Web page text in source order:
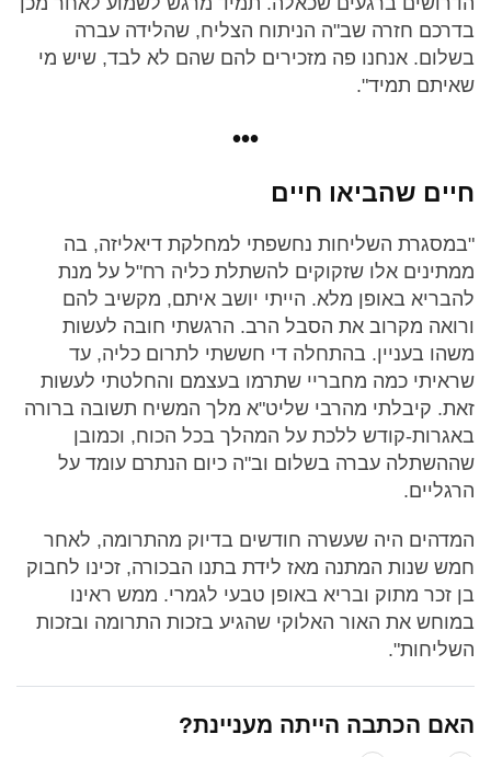
בדרכם חזרה שב"ה הניתוח הצליח, שהלידה עברה
בשלום. אנחנו פה מזכירים להם שהם לא לבד, שיש מי
שאיתם תמיד".
•••
חיים שהביאו חיים
"במסגרת השליחות נחשפתי למחלקת דיאליזה, בה
ממתינים אלו שזקוקים להשתלת כליה רח"ל על מנת
להבריא באופן מלא. הייתי יושב איתם, מקשיב להם
ורואה מקרוב את הסבל הרב. הרגשתי חובה לעשות
משהו בעניין. בהתחלה די חששתי לתרום כליה, עד
שראיתי כמה מחבריי שתרמו בעצמם והחלטתי לעשות
זאת. קיבלתי מהרבי שליט"א מלך המשיח תשובה ברורה
באגרות-קודש ללכת על המהלך בכל הכוח, וכמובן
שההשתלה עברה בשלום וב"ה כיום הנתרם עומד על
הרגליים.
המדהים היה שעשרה חודשים בדיוק מהתרומה, לאחר
חמש שנות המתנה מאז לידת בתנו הבכורה, זכינו לחבוק
בן זכר מתוק ובריא באופן טבעי לגמרי. ממש ראינו
במוחש את האור האלוקי שהגיע בזכות התרומה ובזכות
השליחות".
האם הכתבה הייתה מעניינת?